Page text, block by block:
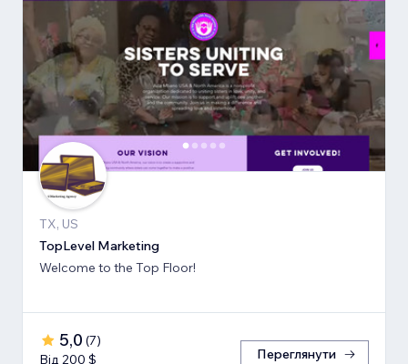
TX, US
TopLevel Marketing
Welcome to the Top Floor!
5,0 (7)
Від 200 $
Переглянути